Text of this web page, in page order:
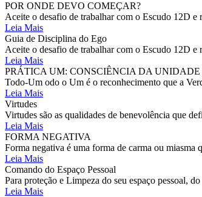
POR ONDE DEVO COMEÇAR?
Aceite o desafio de trabalhar com o Escudo 12D
Leia Mais
Guia de Disciplina do Ego
Aceite o desafio de trabalhar com o Escudo 12D
Leia Mais
PRÁTICA UM: CONSCIÊNCIA DA UNIDADE
Todo-Um odo o Um é o reconhecimento que a
Leia Mais
Virtudes
Virtudes são as qualidades de benevolência que
Leia Mais
FORMA NEGATIVA
Forma negativa é uma forma de carma ou miasma
Leia Mais
Comando do Espaço Pessoal
Para proteção e Limpeza do seu espaço pessoal,
Leia Mais